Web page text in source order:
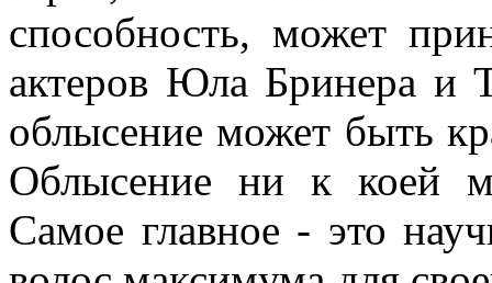
способность, может
актеров Юла Бринера и
облысение может быть
Облысение ни к коей
Самое главное - это